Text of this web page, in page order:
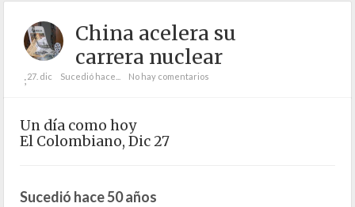
China acelera su
carrera nuclear
;27. dic Sucedió hace... No hay comentarios
Un día como hoy
El Colombiano, Dic 27
Sucedió hace 50 años